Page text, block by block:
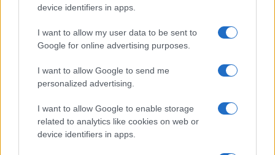
device identifiers in apps.
I want to allow my user data to be sent to
Google for online advertising purposes.
I want to allow Google to send me
personalized advertising.
I want to allow Google to enable storage
related to analytics like cookies on web or
device identifiers in apps.
Sì, perché il ministro dell’istruzione e del merito
ha usato parole
ineccepibili nel commentare questi casi:
La valutazione finale terrà conto anche del grado di
maturazione complessiva, dell’autonomia e della